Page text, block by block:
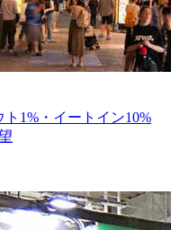
1%・イートイン10%